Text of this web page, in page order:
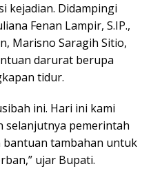
kejadian. Didampingi
Fenan Lampir, S.IP.,
Marisno Saragih Sitio,
darurat berupa
tidur.
ini. Hari ini kami
selanjutnya pemerintah
bantuan tambahan untuk
ujar Bupati.